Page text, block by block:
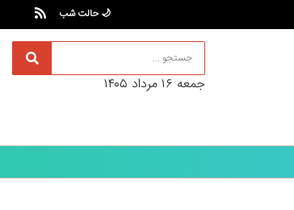
🌙 حالت شب
جمعه ۱۶ مرداد ۱۴۰۵